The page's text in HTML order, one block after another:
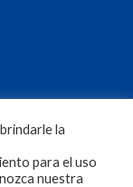
la
para el uso
nuestra